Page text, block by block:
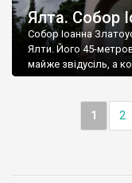
Ялта. Собор
Собор Іоанна
Ялти. Його 45-
майже звідусіль, а
1 2